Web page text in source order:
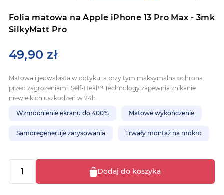
Folia matowa na Apple iPhone 13 Pro Max - 3mk
SilkyMatt Pro
49,90 zł
Matowa i jedwabista w dotyku, a przy tym maksymalna ochrona
przed zagrożeniami. Self-Heal™ Technology zapewnia znikanie
niewielkich uszkodzeń w 24h.
Wzmocnienie ekranu do 400%
Matowe wykończenie
Samoregeneruje zarysowania Trwały montaż na mokro
Dodaj do koszyka